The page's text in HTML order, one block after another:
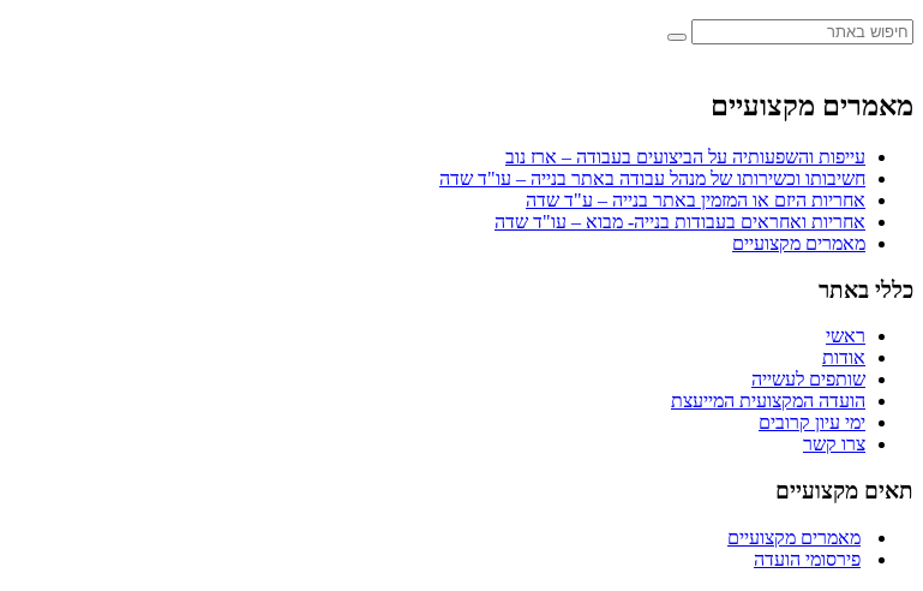
מאמרים מקצועיים
עייפות והשפעותיה על הביצועים בעבודה – ארז נוב
חשיבותו וכשירותו של מנהל עבודה באתר בנייה – עו"ד שדה
אחריות היזם או המזמין באתר בנייה – ע"ד שדה
אחריות ואחראים בעבודות בנייה- מבוא – עו"ד שדה
מאמרים מקצועיים
כללי באתר
ראשי
אודות
שותפים לעשייה
הועדה המקצועית המייעצת
ימי עיון קרובים
צרו קשר
תאים מקצועיים
מאמרים מקצועיים
פירסומי הועדה